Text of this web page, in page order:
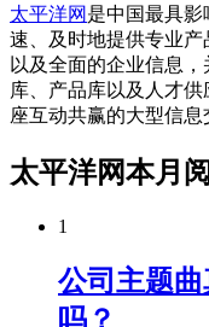
太平洋网 是中国最具
速、及时地提供专业
以及全面的企业信息
库、产品库以及人才
座互动共赢的大型信息
太平洋网本月
1
公司主题
吗？